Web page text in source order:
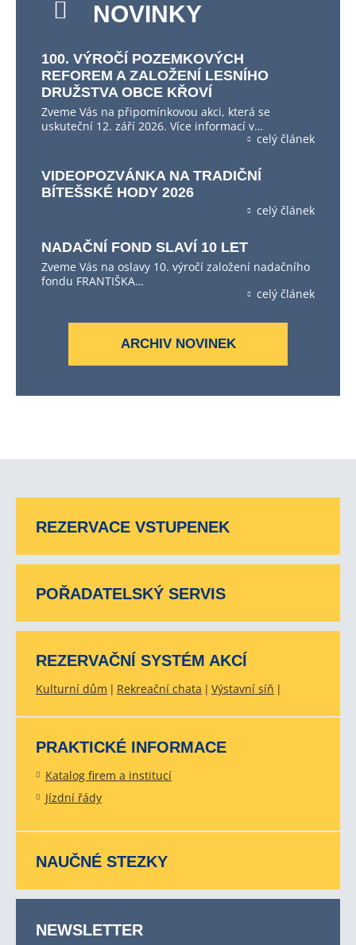
NOVINKY
100. VÝROČÍ POZEMKOVÝCH
REFOREM A ZALOŽENÍ LESNÍHO
DRUŽSTVA OBCE KŘOVÍ
Zveme Vás na připomínkovou akci, která se
uskuteční 12. září 2026. Více informací v…
celý článek
VIDEOPOZVÁNKA NA TRADIČNÍ
BÍTEŠSKÉ HODY 2026
celý článek
NADAČNÍ FOND SLAVÍ 10 LET
Zveme Vás na oslavy 10. výročí založení nadačního
fondu FRANTIŠKA…
celý článek
ARCHIV NOVINEK
REZERVACE VSTUPENEK
POŘADATELSKÝ SERVIS
REZERVAČNÍ SYSTÉM AKCÍ
Kulturní dům Rekreační chata Výstavní síň
PRAKTICKÉ INFORMACE
Katalog firem a institucí
Jízdní řády
NAUČNÉ STEZKY
NEWSLETTER